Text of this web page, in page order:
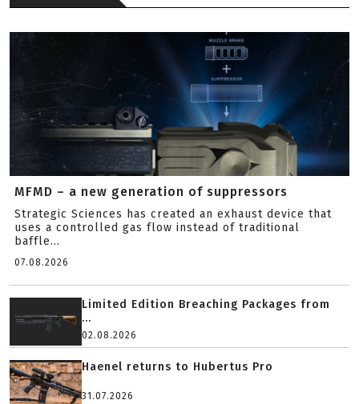
MFMD – a new generation of suppressors
Strategic Sciences has created an exhaust device that
uses a controlled gas flow instead of traditional
baffle...
07.08.2026
Limited Edition Breaching Packages from
...
02.08.2026
Haenel returns to Hubertus Pro
31.07.2026